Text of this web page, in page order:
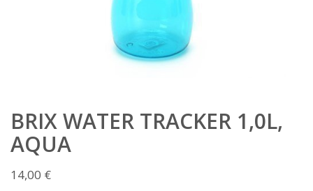
BRIX WATER TRACKER 1,0L,
AQUA
14,00 €